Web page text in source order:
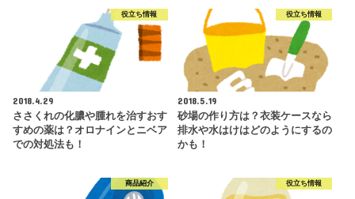
役立ち情報
2018.4.29
ささくれの化膿や腫れを治すおす
すめの薬は？オロナインとニベア
での対処法も！
役立ち情報
2018.5.19
砂場の作り方は？衣装ケースなら
排水や水はけはどのようにするの
かも！
商品紹介 役立ち情報